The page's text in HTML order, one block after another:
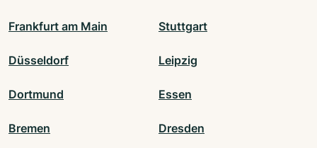
Frankfurt am Main Stuttgart
Düsseldorf Leipzig
Dortmund Essen
Bremen Dresden